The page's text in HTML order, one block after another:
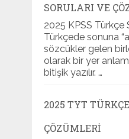
SORULARI VE
2025 KPSS Türkçe
Türkçede sonuna
sözcükler gelen
olarak bir yer
bitişik yazılır. …
2025 TYT
ÇÖZÜMLERI